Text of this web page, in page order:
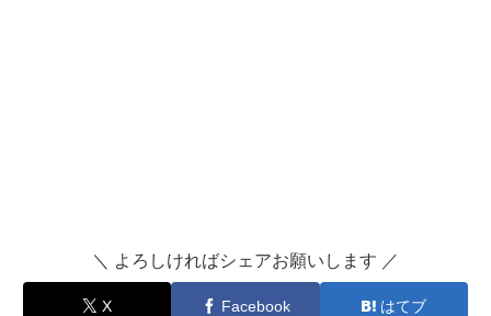
＼ よろしければシェアお願いします ／
X Facebook はてブ